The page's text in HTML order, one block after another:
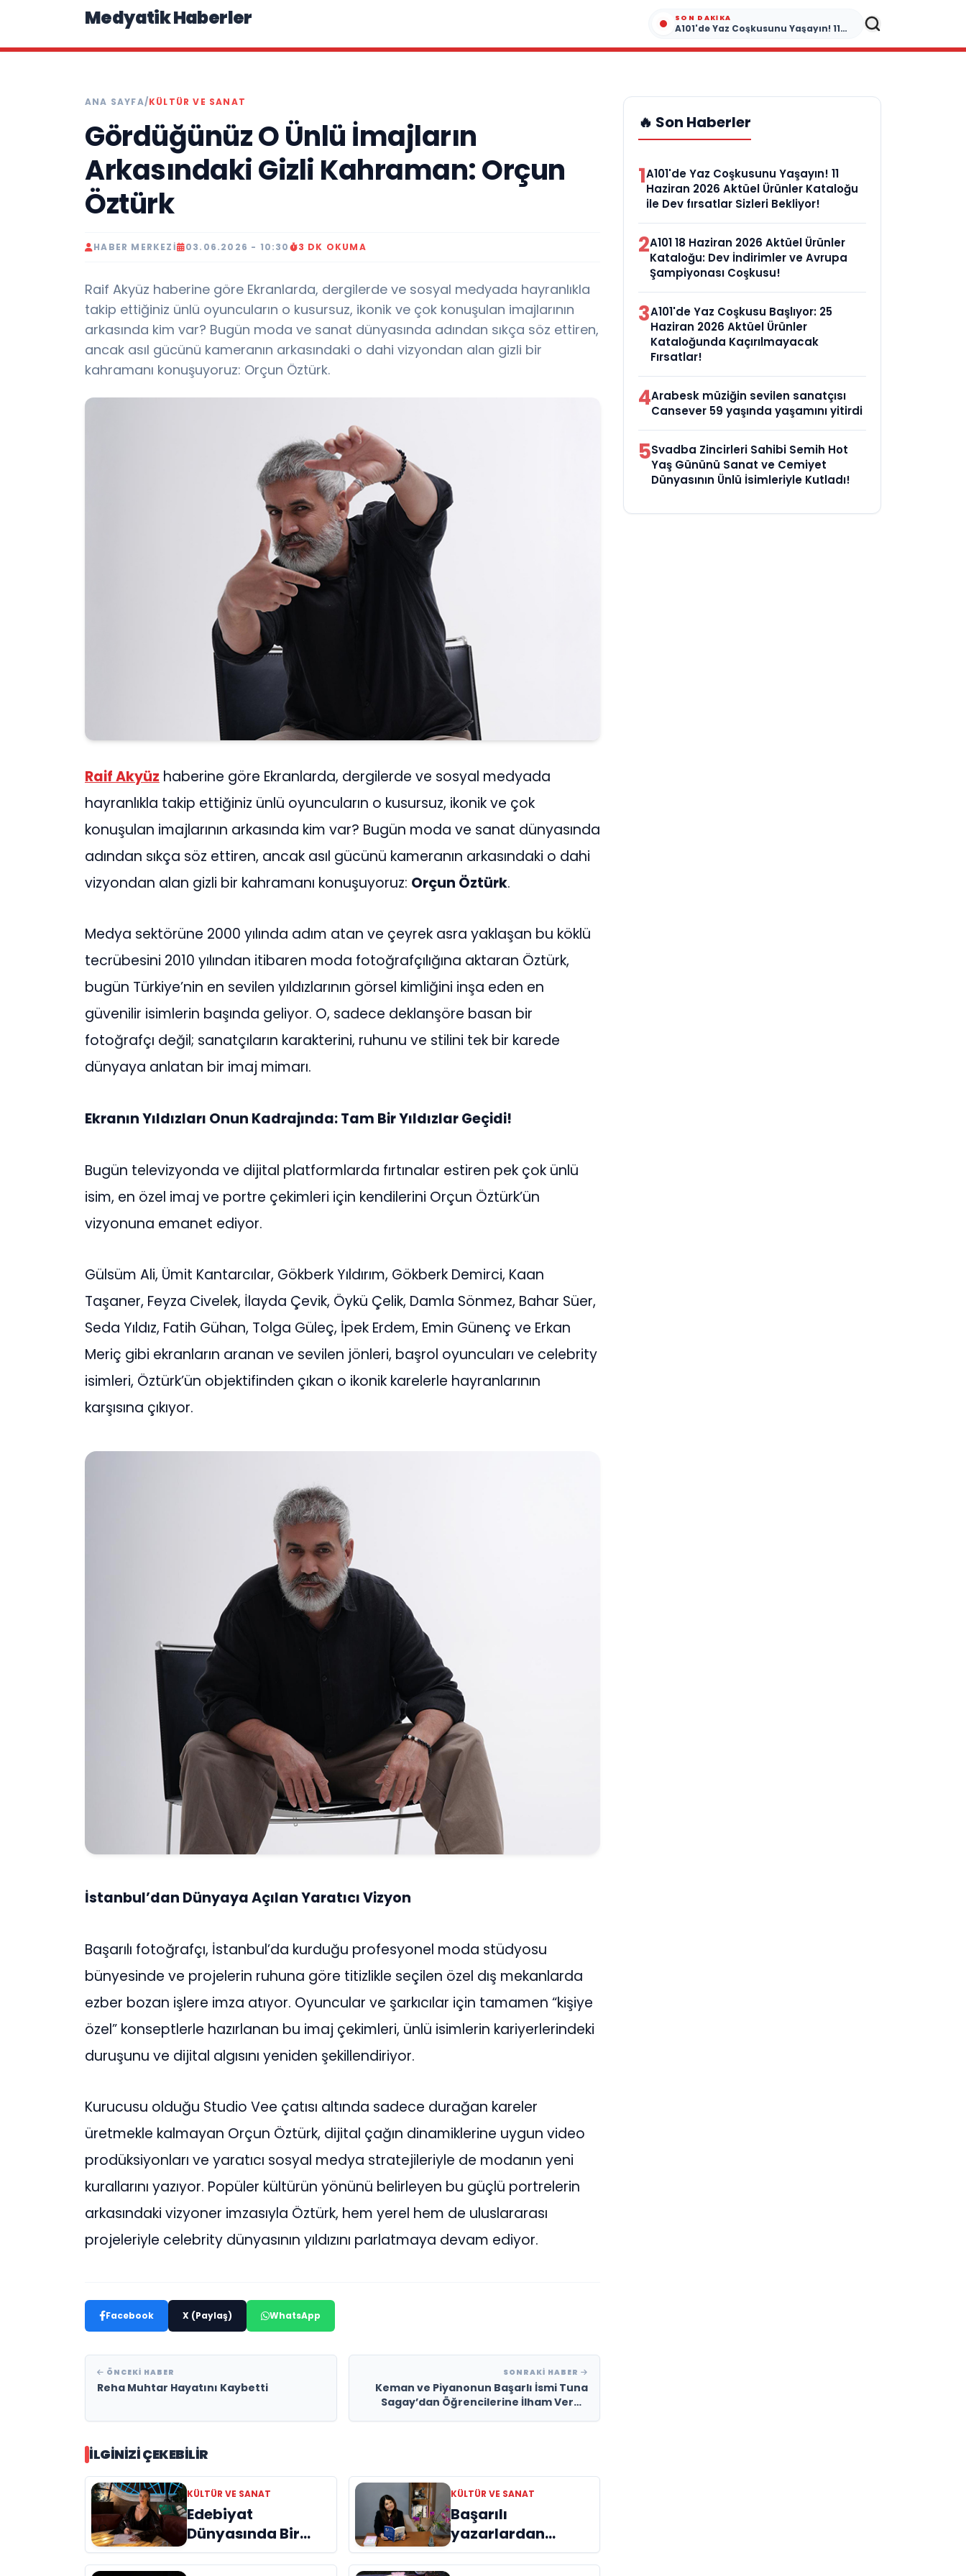
Medyatik Haberler SON DAKIKA
A101'de Yaz Coşkusunu Yaşayın! 11 Haziran 2026 Aktüel Ürünler Kataloğu ile Dev fırsatlar Sizleri Bekliyor!
ANA SAYFA/KÜLTÜR VE SANAT
Gördüğünüz O Ünlü İmajların
Arkasındaki Gizli Kahraman: Orçun
Öztürk
HABER MERKEZI 03.06.2026 - 10:30 3 DK OKUMA
Raif Akyüz haberine göre Ekranlarda, dergilerde ve sosyal medyada hayranlıkla
takip ettiğiniz ünlü oyuncuların o kusursuz, ikonik ve çok konuşulan imajlarının
arkasında kim var? Bugün moda ve sanat dünyasında adından sıkça söz ettiren,
ancak asıl gücünü kameranın arkasındaki o dahi vizyondan alan gizli bir
kahramanı konuşuyoruz: Orçun Öztürk.
Raif Akyüz haberine göre Ekranlarda, dergilerde ve sosyal medyada
hayranlıkla takip ettiğiniz ünlü oyuncuların o kusursuz, ikonik ve çok
konuşulan imajlarının arkasında kim var? Bugün moda ve sanat dünyasında
adından sıkça söz ettiren, ancak asıl gücünü kameranın arkasındaki o dahi
vizyondan alan gizli bir kahramanı konuşuyoruz: Orçun Öztürk.
Medya sektörüne 2000 yılında adım atan ve çeyrek asra yaklaşan bu köklü
tecrübesini 2010 yılından itibaren moda fotoğrafçılığına aktaran Öztürk,
bugün Türkiye’nin en sevilen yıldızlarının görsel kimliğini inşa eden en
güvenilir isimlerin başında geliyor. O, sadece deklanşöre basan bir
fotoğrafçı değil; sanatçıların karakterini, ruhunu ve stilini tek bir karede
dünyaya anlatan bir imaj mimarı.
Ekranın Yıldızları Onun Kadrajında: Tam Bir Yıldızlar Geçidi!
Bugün televizyonda ve dijital platformlarda fırtınalar estiren pek çok ünlü
isim, en özel imaj ve portre çekimleri için kendilerini Orçun Öztürk’ün
vizyonuna emanet ediyor.
Gülsüm Ali, Ümit Kantarcılar, Gökberk Yıldırım, Gökberk Demirci, Kaan
Taşaner, Feyza Civelek, İlayda Çevik, Öykü Çelik, Damla Sönmez, Bahar Süer,
Seda Yıldız, Fatih Gühan, Tolga Güleç, İpek Erdem, Emin Günenç ve Erkan
Meriç gibi ekranların aranan ve sevilen jönleri, başrol oyuncuları ve celebrity
isimleri, Öztürk’ün objektifinden çıkan o ikonik karelerle hayranlarının
karşısına çıkıyor.
İstanbul’dan Dünyaya Açılan Yaratıcı Vizyon
Başarılı fotoğrafçı, İstanbul’da kurduğu profesyonel moda stüdyosu
bünyesinde ve projelerin ruhuna göre titizlikle seçilen özel dış mekanlarda
ezber bozan işlere imza atıyor. Oyuncular ve şarkıcılar için tamamen “kişiye
özel” konseptlerle hazırlanan bu imaj çekimleri, ünlü isimlerin kariyerlerindeki
duruşunu ve dijital algısını yeniden şekillendiriyor.
Kurucusu olduğu Studio Vee çatısı altında sadece durağan kareler
üretmekle kalmayan Orçun Öztürk, dijital çağın dinamiklerine uygun video
prodüksiyonları ve yaratıcı sosyal medya stratejileriyle de modanın yeni
kurallarını yazıyor. Popüler kültürün yönünü belirleyen bu güçlü portrelerin
arkasındaki vizyoner imzasıyla Öztürk, hem yerel hem de uluslararası
projeleriyle celebrity dünyasının yıldızını parlatmaya devam ediyor.
Facebook X (Paylaş) WhatsApp
ÖNCEKI HABER
Reha Muhtar Hayatını Kaybetti
SONRAKI HABER
Keman ve Piyanonun Başarlı İsmi Tuna
Sagay’dan Öğrencilerine İlham Veren
İLGINIZI ÇEKEBILIR
KÜLTÜR VE SANAT
Edebiyat
Dünyasında Bir
Genç Deha
KÜLTÜR VE SANAT
Başarılı
yazarlardan
Azime Savaş’tan
🔥 Son Haberler
1A101'de Yaz Coşkusunu Yaşayın! 11
Haziran 2026 Aktüel Ürünler Kataloğu
ile Dev fırsatlar Sizleri Bekliyor!
2A101 18 Haziran 2026 Aktüel Ürünler
Kataloğu: Dev İndirimler ve Avrupa
Şampiyonası Coşkusu!
3A101'de Yaz Coşkusu Başlıyor: 25
Haziran 2026 Aktüel Ürünler
Kataloğunda Kaçırılmayacak
Fırsatlar!
4Arabesk müziğin sevilen sanatçısı
Cansever 59 yaşında yaşamını yitirdi
5Svadba Zincirleri Sahibi Semih Hot
Yaş Gününü Sanat ve Cemiyet
Dünyasının Ünlü İsimleriyle Kutladı!